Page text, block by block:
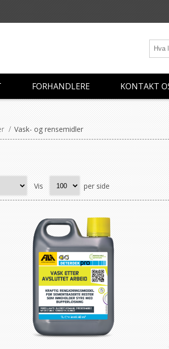
FORHANDLERE KONTAKT
/ Vask- og rensemidler
Vis per side